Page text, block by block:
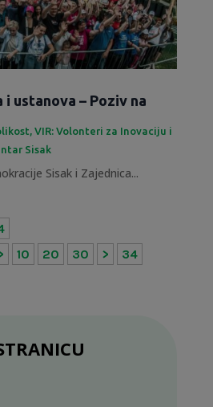
i ustanova – Poziv na
, VIR: Volonteri za Inovaciju i
Sisak
Sisak i Zajednica...
10 20 30 > 34